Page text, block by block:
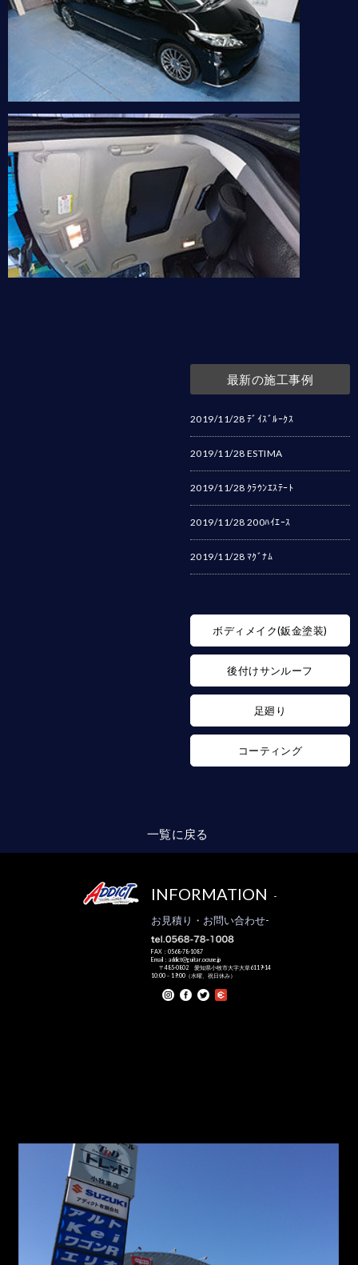
最新の施工事例
2019/11/28 ﾃﾞｲｽﾞﾙｰｸｽ
2019/11/28 ESTIMA
2019/11/28 ｸﾗｳﾝｴｽﾃｰﾄ
2019/11/28 200ﾊｲｴｰｽ
2019/11/28 ﾏｸﾞﾅﾑ
ボディメイク(鈑金塗装)
後付けサンルーフ
足廻り
コーティング
一覧に戻る
INFORMATION
-
お見積り・お問い合わせ-
FAX：0568-78-1087
Email：addict@guitar.ocn.ne.jp
〒485-0802 愛知県小牧市大字大草6119-14
10:00－19:00（水曜、祝日休み）